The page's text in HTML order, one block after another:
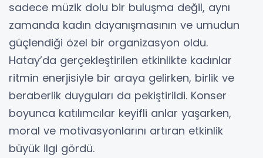
sadece müzik dolu bir buluşma değil, aynı
zamanda kadın dayanışmasının ve umudun
güçlendiği özel bir organizasyon oldu.
Hatay’da gerçekleştirilen etkinlikte kadınlar
ritmin enerjisiyle bir araya gelirken, birlik ve
beraberlik duyguları da pekiştirildi. Konser
boyunca katılımcılar keyifli anlar yaşarken,
moral ve motivasyonlarını artıran etkinlik
büyük ilgi gördü.